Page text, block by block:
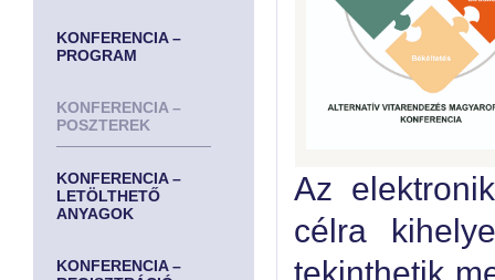
KONFERENCIA –
PROGRAM
KONFERENCIA –
POSZTEREK
KONFERENCIA –
LETÖLTHETŐ
ANYAGOK
KONFERENCIA –
Az
célra